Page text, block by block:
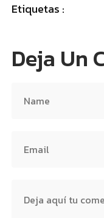
Etiquetas :
Deja Un